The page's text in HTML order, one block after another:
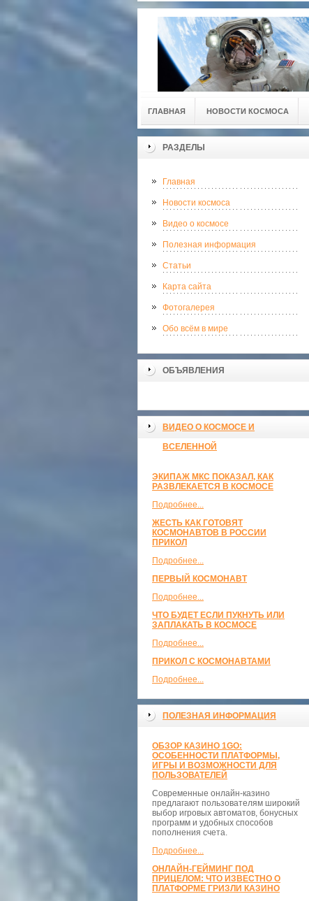
ГЛАВНАЯ НОВОСТИ КОСМОСА
РАЗДЕЛЫ
Главная
Новости космоса
Видео о космосе
Полезная информация
Статьи
Карта сайта
Фотогалерея
Обо всём в мире
ОБЪЯВЛЕНИЯ
ВИДЕО О КОСМОСЕ И
ВСЕЛЕННОЙ
ЭКИПАЖ МКС ПОКАЗАЛ, КАК
РАЗВЛЕКАЕТСЯ В КОСМОСЕ
Подробнее...
ЖЕСТЬ КАК ГОТОВЯТ
КОСМОНАВТОВ В РОССИИ
ПРИКОЛ
Подробнее...
ПЕРВЫЙ КОСМОНАВТ
Подробнее...
ЧТО БУДЕТ ЕСЛИ ПУКНУТЬ ИЛИ
ЗАПЛАКАТЬ В КОСМОСЕ
Подробнее...
ПРИКОЛ С КОСМОНАВТАМИ
Подробнее...
ПОЛЕЗНАЯ ИНФОРМАЦИЯ
ОБЗОР КАЗИНО 1GO:
ОСОБЕННОСТИ ПЛАТФОРМЫ,
ИГРЫ И ВОЗМОЖНОСТИ ДЛЯ
ПОЛЬЗОВАТЕЛЕЙ
Современные онлайн-казино
предлагают пользователям широкий
выбор игровых автоматов, бонусных
программ и удобных способов
пополнения счета.
Подробнее...
ОНЛАЙН-ГЕЙМИНГ ПОД
ПРИЦЕЛОМ: ЧТО ИЗВЕСТНО О
ПЛАТФОРМЕ ГРИЗЛИ КАЗИНО